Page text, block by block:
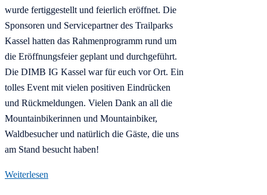
wurde fertiggestellt und feierlich eröffnet. Die
Sponsoren und Servicepartner des Trailparks
Kassel hatten das Rahmenprogramm rund um
die Eröffnungsfeier geplant und durchgeführt.
Die DIMB IG Kassel war für euch vor Ort. Ein
tolles Event mit vielen positiven Eindrücken
und Rückmeldungen. Vielen Dank an all die
Mountainbikerinnen und Mountainbiker,
Waldbesucher und natürlich die Gäste, die uns
am Stand besucht haben!
Weiterlesen